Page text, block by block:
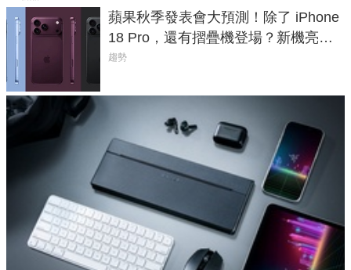
蘋果秋季發表會大預測！除了 iPhone
18 Pro，還有摺疊機登場？新機亮點
預測一次看
趨勢